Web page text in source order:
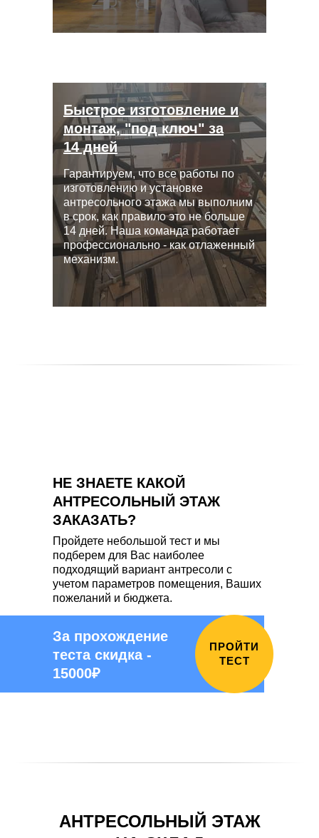
Гарантируем, что все работы по
изготовлению и установке
антресольного этажа мы выполним
в срок, как правило это не больше
14 дней. Наша команда работает
профессионально - как отлаженный
механизм.
Быстрое изготовление и
монтаж, "под ключ" за
14 дней
НЕ ЗНАЕТЕ КАКОЙ
АНТРЕСОЛЬНЫЙ ЭТАЖ
ЗАКАЗАТЬ?
За прохождение
теста скидка -
15000₽
Пройдете небольшой тест и мы
подберем для Вас наиболее
подходящий вариант антресоли с
учетом параметров помещения, Ваших
пожеланий и бюджета.
ПРОЙТИ
ТЕСТ
АНТРЕСОЛЬНЫЙ ЭТАЖ